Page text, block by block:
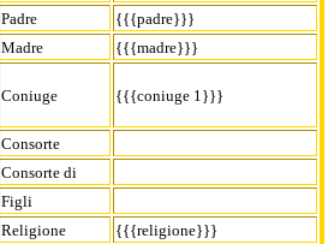
Padre
{{{padre}}}
Madre
{{{madre}}}
Coniuge {{{coniuge 1}}}
Consorte
Consorte di
Figli
Religione
{{{religione}}}